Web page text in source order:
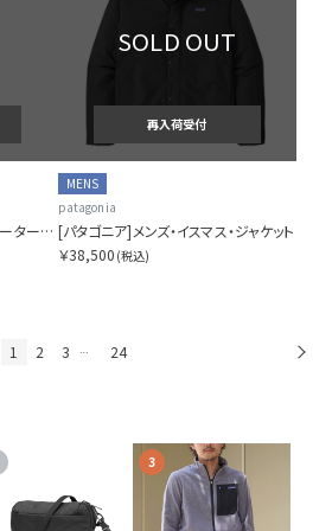
[パタゴニア]メンズ・ベター・セーター・ベスト
SOLD OUT
再入荷受付
MENS
patagonia
[パタゴニア]メンズ・イスマス・ジャケット
￥38,500 (税込)
1 2 3 … 24
3